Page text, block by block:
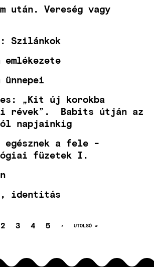
után. Vereség vagy
Szilánkok
ünnepei
„Kit új korokba
révek”. Babits útján az
napjainkig
egésznek a fele -
füzetek I.
identitás
OLDAL
2 OLDAL
3 OLDAL
4 OLDAL
5
KÖVETKEZŐ
›
UTOLSÓ
UTOLSÓ »